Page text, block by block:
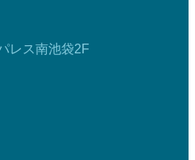
レス南池袋2F